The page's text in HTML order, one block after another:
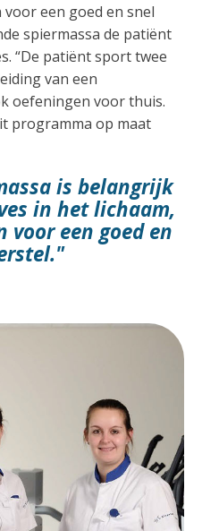
voor een goed en snel
spiermassa de patiënt
“De patiënt sport twee
van een
oefeningen voor thuis.
programma op maat
is belangrijk
in het lichaam,
voor een goed en